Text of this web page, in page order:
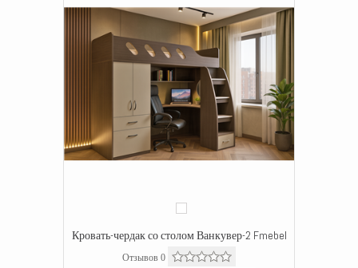
Кровать-чердак со столом Ванкувер-2 Fmebel
Отзывов 0